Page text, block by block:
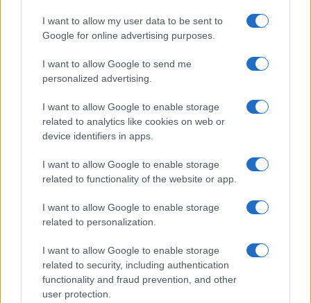
I want to allow my user data to be sent to
Google for online advertising purposes.
I want to allow Google to send me
personalized advertising.
I want to allow Google to enable storage
related to analytics like cookies on web or
device identifiers in apps.
I want to allow Google to enable storage
related to functionality of the website or app.
I want to allow Google to enable storage
related to personalization.
I want to allow Google to enable storage
related to security, including authentication
functionality and fraud prevention, and other
user protection.
comunale della capitale d’Italia è decisa e non
riguarda solo il palazzo di vi di Santa Croce in
Gerusalemme, ma anche altri immobili
illegalmente occupati. A pagare, per tutti questi
acquisti, saranno sempre i contribuenti.
Congratulazioni.
Giorgio Spaziani Testa, 3 marzo 2023
#IMMOBILE #ROMA